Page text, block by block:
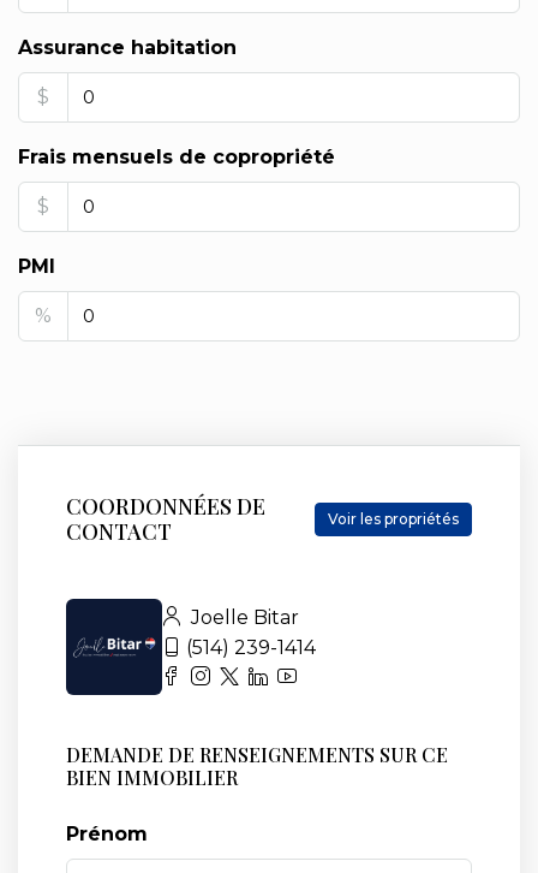
Assurance habitation
$
Frais mensuels de copropriété
$
PMI
%
COORDONNÉES DE
CONTACT
Voir les propriétés
Joelle Bitar
(514) 239-1414
DEMANDE DE RENSEIGNEMENTS SUR CE
BIEN IMMOBILIER
Prénom